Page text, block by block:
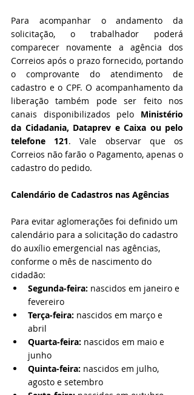
Para acompanhar o andamento da
solicitação, o trabalhador poderá
comparecer novamente a agência dos
Correios após o prazo fornecido, portando
o comprovante do atendimento de
cadastro e o CPF. O acompanhamento da
liberação também pode ser feito nos
canais disponibilizados pelo Ministério
da Cidadania, Dataprev e Caixa ou pelo
telefone 121. Vale observar que os
Correios não farão o Pagamento, apenas o
cadastro do pedido.
Calendário de Cadastros nas Agências
Para evitar aglomerações foi definido um
calendário para a solicitação do cadastro
do auxílio emergencial nas agências,
conforme o mês de nascimento do
cidadão:
Segunda-feira: nascidos em janeiro e
fevereiro
Terça-feira: nascidos em março e
abril
Quarta-feira: nascidos em maio e
junho
Quinta-feira: nascidos em julho,
agosto e setembro